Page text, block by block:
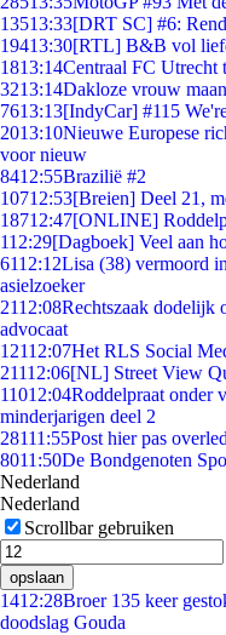
13513:33[DRT SC] #6:
19413:30[RTL] B&B vol
1813:14Centraal FC Utrecht
3213:14Dakloze vrouw
7613:13[IndyCar] #115
2013:10Nieuwe Europese
voor nieuw
8412:55Brazilië #2
10712:53[Breien] Deel 21,
18712:47[ONLINE]
112:29[Dagboek] Veel aan
6112:12Lisa (38) vermoord
asielzoeker
2112:08Rechtszaak dodelijk
advocaat
12112:07Het RLS Social
21112:06[NL] Street View
11012:04Roddelpraat onder
minderjarigen deel 2
28111:55Post hier pas
8011:50De Bondgenoten
Nederland
Nederland
Scrollbar gebruiken
opslaan
1412:28Broer 135 keer
doodslag Gouda